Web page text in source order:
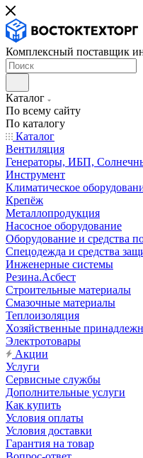
Комплексный поставщик
Каталог
По всему сайту
По каталогу
Каталог
Вентиляция
Генераторы, ИБП,
Инструмент
Климатическое
Крепёж
Металлопродукция
Насосное оборудование
Оборудование и средства
Спецодежда и средства
Инженерные системы
Резина.Асбест
Строительные материалы
Смазочные материалы
Теплоизоляция
Хозяйственные
Электротовары
Акции
Услуги
Сервисные службы
Дополнительные услуги
Как купить
Условия оплаты
Условия доставки
Гарантия на товар